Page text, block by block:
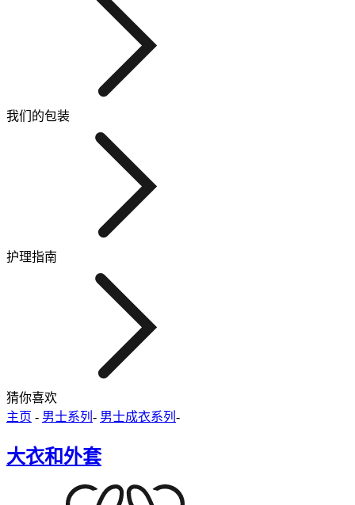
我们的包装
护理指南
猜你喜欢
主页 - 男士系列 - 男士成衣系列 -
大衣和外套